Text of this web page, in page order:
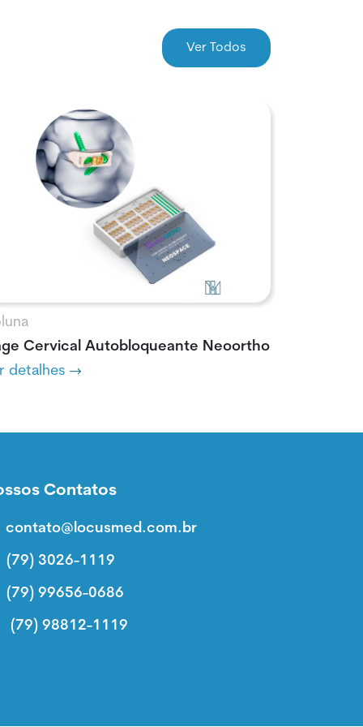
Ver Todos
Cervical Autobloqueante Neoortho
detalhes
Contatos
contato@locusmed.com.br
(79) 3026-1119
(79) 99656-0686
(79) 98812-1119